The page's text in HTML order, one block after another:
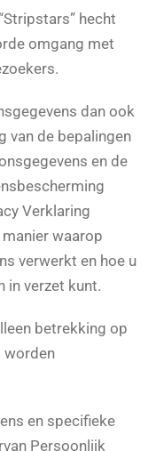
hecht
omgang met
dan ook
van de bepalingen
en de
Verklaring
waarop
verwerkt en hoe u
in verzet kunt.
betrekking op
worden
en specifieke
Persoonlijk